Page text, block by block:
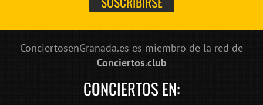
ConciertosenGranada.es es miembro de la red de
Conciertos.club
CONCIERTOS EN: